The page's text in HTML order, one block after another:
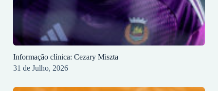
Informação clínica: Cezary Miszta
31 de Julho, 2026